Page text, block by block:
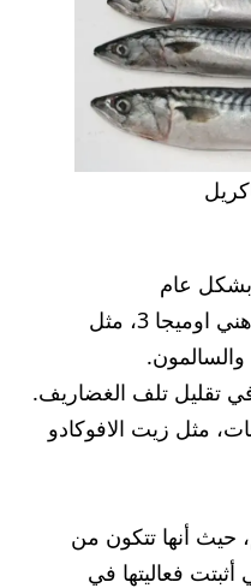
بشكل عام
الأسماك الغنية بالحمض الدهني اوميجا 3، مثل
والسالمون.
في تقليل تلف الغضاريف.
مثل زيت الافوكادو
حيث أنها تتكون من
أثبتت فعاليتها في